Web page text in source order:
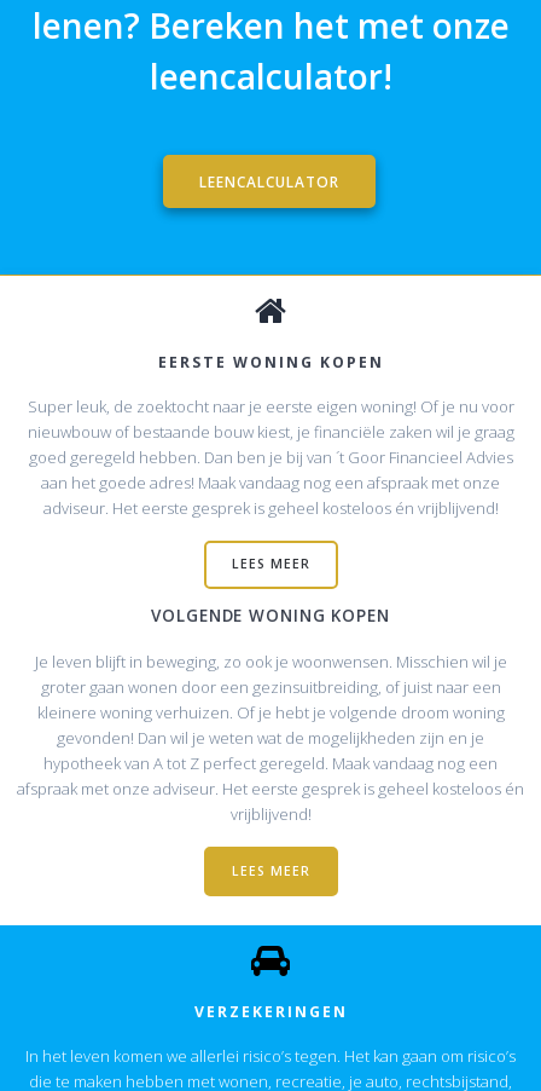
lenen? Bereken het met onze
leencalculator!
LEENCALCULATOR
EERSTE WONING KOPEN
Super leuk, de zoektocht naar je eerste eigen woning! Of je nu voor
nieuwbouw of bestaande bouw kiest, je financiële zaken wil je graag
goed geregeld hebben. Dan ben je bij van ´t Goor Financieel Advies
aan het goede adres! Maak vandaag nog een afspraak met onze
adviseur. Het eerste gesprek is geheel kosteloos én vrijblijvend!
LEES MEER
VOLGENDE WONING KOPEN
Je leven blijft in beweging, zo ook je woonwensen. Misschien wil je
groter gaan wonen door een gezinsuitbreiding, of juist naar een
kleinere woning verhuizen. Of je hebt je volgende droom woning
gevonden! Dan wil je weten wat de mogelijkheden zijn en je
hypotheek van A tot Z perfect geregeld. Maak vandaag nog een
afspraak met onze adviseur. Het eerste gesprek is geheel kosteloos én
vrijblijvend!
LEES MEER
VERZEKERINGEN
In het leven komen we allerlei risico’s tegen. Het kan gaan om risico’s
die te maken hebben met wonen, recreatie, je auto, rechtsbijstand,